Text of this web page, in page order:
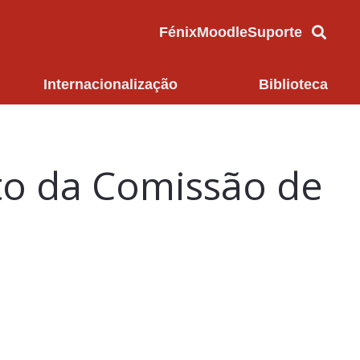
FénixMoodleSuporte
Internacionalização Biblioteca
da Comissão de